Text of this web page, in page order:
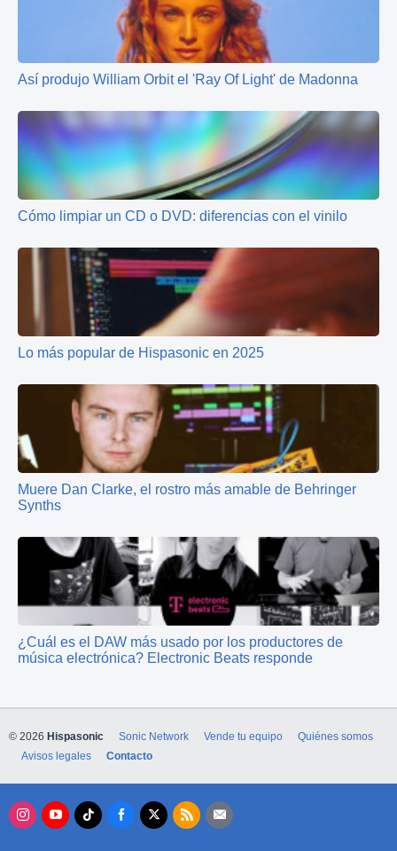
Así produjo William Orbit el 'Ray Of Light' de Madonna
Cómo limpiar un CD o DVD: diferencias con el vinilo
Lo más popular de Hispasonic en 2025
Muere Dan Clarke, el rostro más amable de Behringer
Synths
¿Cuál es el DAW más usado por los productores de
música electrónica? Electronic Beats responde
© 2026 Hispasonic Sonic Network Vende tu equipo
Quiénes somos
Avisos legales
Contacto